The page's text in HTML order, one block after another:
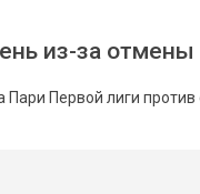
из-за отмены
Первой лиги